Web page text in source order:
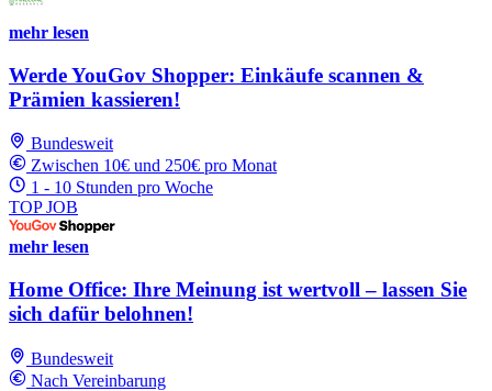
mehr lesen
Werde YouGov Shopper: Einkäufe scannen &
Prämien kassieren!
Bundesweit
Zwischen 10€ und 250€ pro Monat
1 - 10 Stunden pro Woche
TOP JOB
mehr lesen
Home Office: Ihre Meinung ist wertvoll – lassen Sie
sich dafür belohnen!
Bundesweit
Nach Vereinbarung